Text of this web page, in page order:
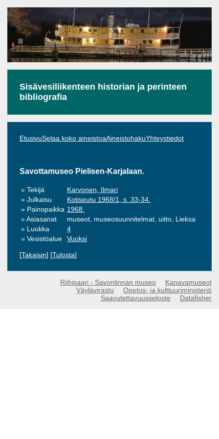
Sisävesiliikenteen historian ja perinteen
bibliografia
Savottamuseo Pielisen-Karjalaan.
Tekijä
Karvonen, Ilmari
Julkaisu
Kotiseutu 1968/1, s. 33-34.
Painopaikka 1968.
Asiasanat
museot, museosuunnitelmat, uitto, Lieksa
Luokka
4
Vesistöalue
Vuoksi
[Takaisin] [Tulosta]
EtusivuSelaa koko aineistoaAineistohakuYhteystiedot
Riihisaari - Savonlinnan museo
Kanavamuseot
Väylävirasto
Opetus- ja kulttuuriministeriö
Saavutettavuusseloste
Datafisher